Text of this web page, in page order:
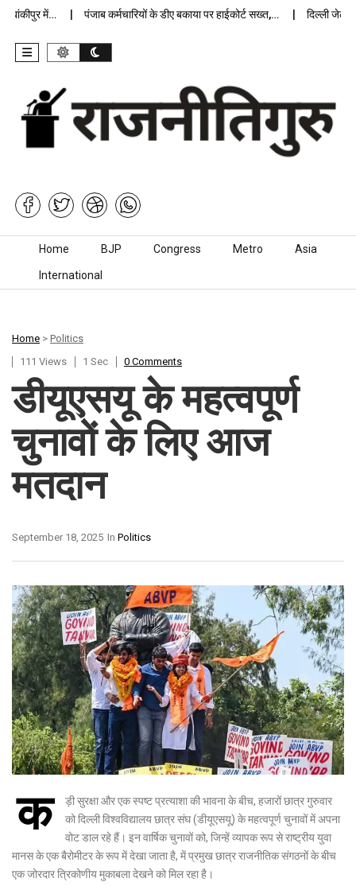
में… पंजाब कर्मचारियों के डीए बकाया पर हाईकोर्ट सख्त,… दिल्ली जेलों में
Skip to content
Home BJP Congress Metro Asia
International
Home > Politics
111 Views
1 Sec 0 Comments
डीयूएसयू के महत्वपूर्ण
चुनावों के लिए आज
मतदान
In Politics
September 18, 2025
क
ड़ी सुरक्षा और एक स्पष्ट प्रत्याशा की भावना के बीच, हजारों छात्र गुरुवार
को दिल्ली विश्वविद्यालय छात्र संघ (डीयूएसयू) के महत्वपूर्ण चुनावों में अपना
वोट डाल रहे हैं। इन वार्षिक चुनावों को, जिन्हें व्यापक रूप से राष्ट्रीय युवा
मानस के एक बैरोमीटर के रूप में देखा जाता है, में प्रमुख छात्र राजनीतिक संगठनों के बीच
एक जोरदार त्रिकोणीय मुकाबला देखने को मिल रहा है।